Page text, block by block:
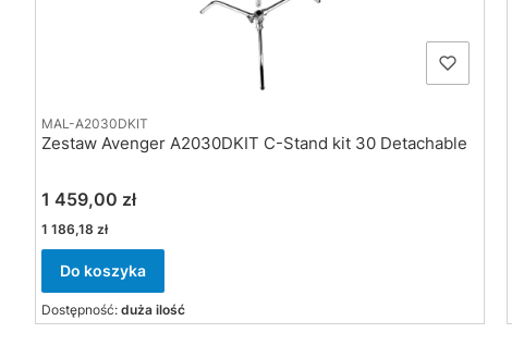
MAL-A2030DKIT
Zestaw Avenger A2030DKIT C-Stand kit 30 Detachable
Cena
1 459,00 zł
Cena
1 186,18 zł
Do koszyka
Dostępność: duża ilość